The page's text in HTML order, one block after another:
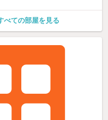
べての部屋を見る